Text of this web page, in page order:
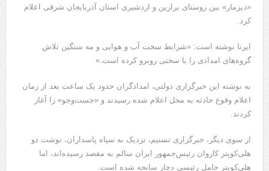
«دیزمار» بین روستای برازین و اردشیری استان آذربایجان شرقی اعلام
کرد.
ایرنا نوشته است:‌ «شرایط سخت آب و هوایی و مه سنگین تلاش
گروه‌های امدادی را با سختی روبرو کرده است.»
به نوشته این خبرگزاری دولتی، امدادگران حدود یک ساعت بعد از زمان
اعلام وقوع حادثه به محل اعلام شده رسیدند و «جست‌وجو» را آغاز
کردند.
از سوی دیگر، خبرگزاری تسنیم، نزدیک به سپاه پاسداران، نوشت دو
هلی‌کوپتر کاروان رئیس‌جمهور ایران سالم به مقصد رسیده‌اند، اما
هلی‌کوپتر حامل رئیسی دچار سانحه شده است.